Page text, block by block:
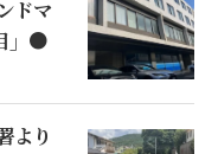
ドマ
」●
より